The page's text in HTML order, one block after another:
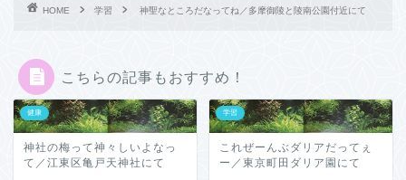
HOME 学習 神聖なところだなってね／多摩御陵と陵南公園付近にて
こちらの記事もおすすめ！
健康
神社の梅って神々しいよなっ
て／江東区亀戸天神社にて
学習
これぜーんぶダリアだってぇ
ー／東京町田ダリア園にて